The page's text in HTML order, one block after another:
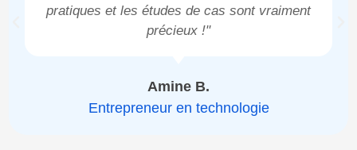
pratiques et les études de cas sont vraiment
précieux !"
Amine B.
Entrepreneur en technologie